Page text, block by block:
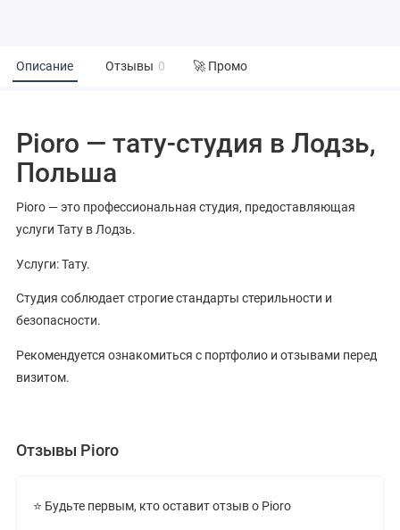
Описание Отзывы 0 🚀 Промо
Pioro — тату-студия в Лодзь,
Польша
Pioro — это профессиональная студия, предоставляющая
услуги Тату в Лодзь.
Услуги: Тату.
Студия соблюдает строгие стандарты стерильности и
безопасности.
Рекомендуется ознакомиться с портфолио и отзывами перед
визитом.
Отзывы Pioro
⭐ Будьте первым, кто оставит отзыв о Pioro